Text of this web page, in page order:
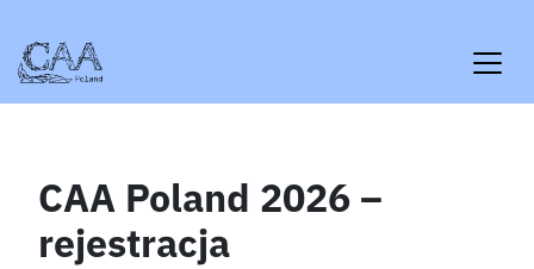
to
content
CAA Poland 2026 –
rejestracja